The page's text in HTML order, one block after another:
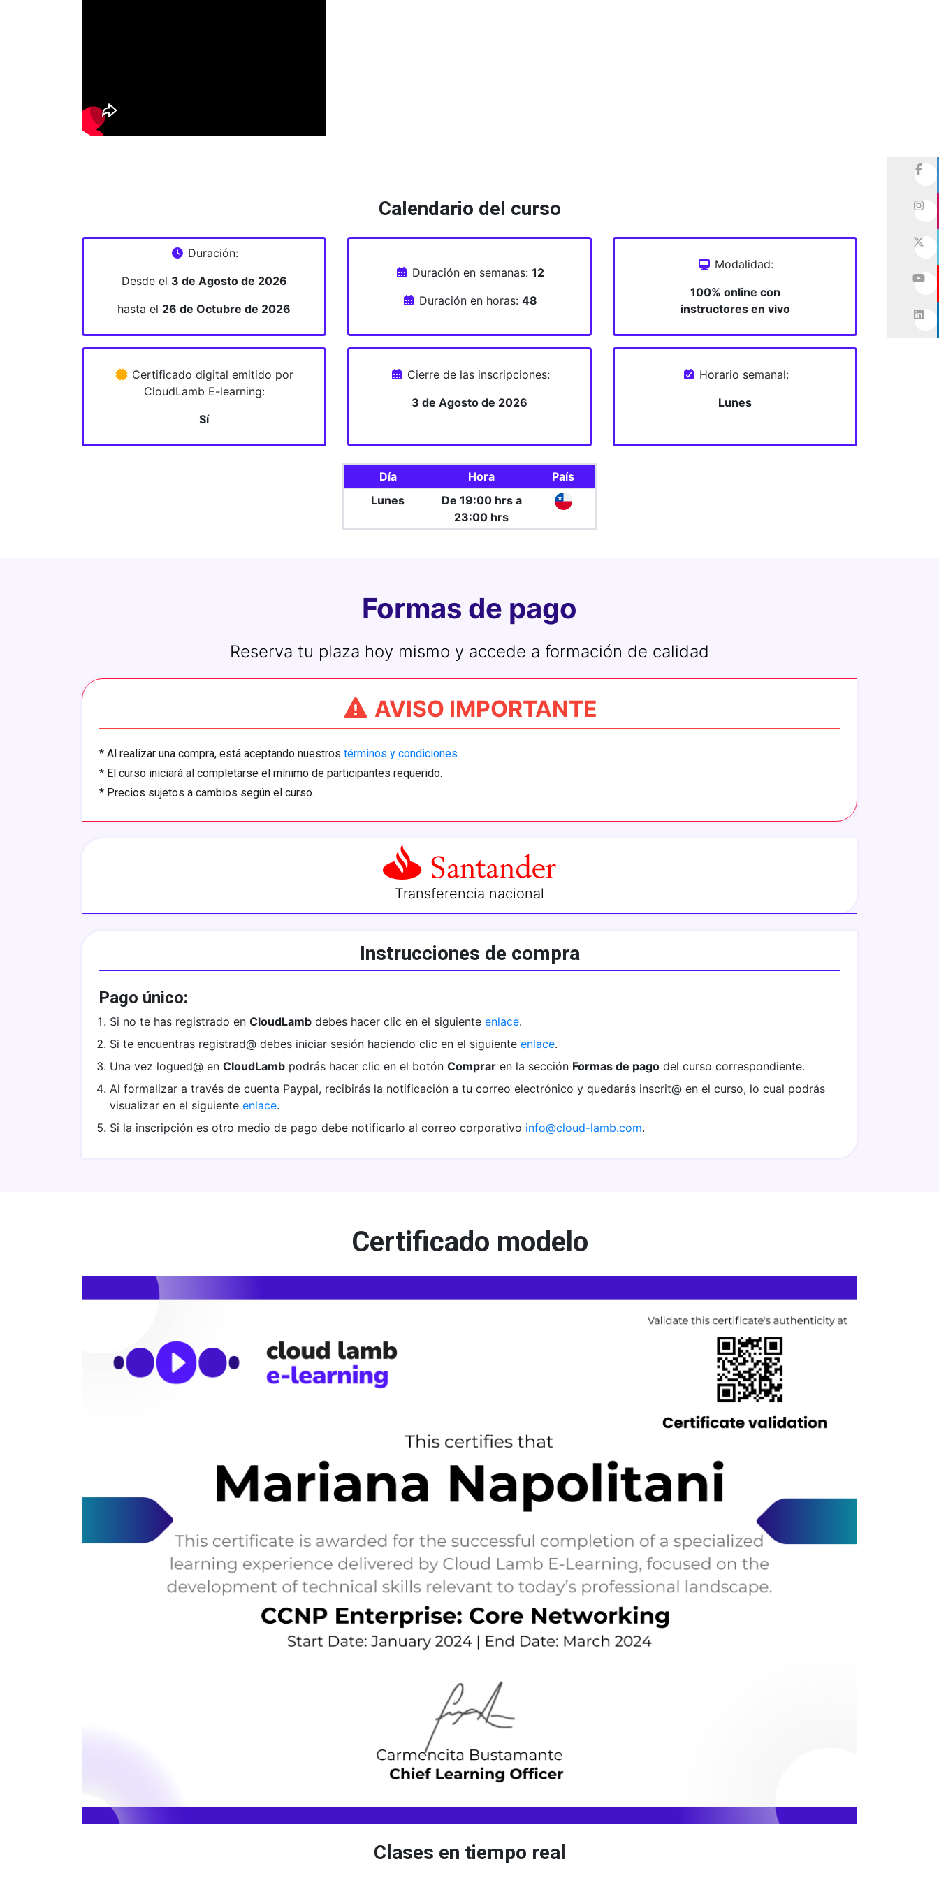
Calendario del curso
Duración:
Desde el 3 de Agosto de 2026
hasta el 26 de Octubre de 2026
Duración en semanas: 12
Duración en horas: 48
Modalidad:
100% online con
instructores en vivo
Certificado digital emitido por
CloudLamb E-learning:
Sí
Cierre de las inscripciones:
3 de Agosto de 2026
Horario semanal:
Lunes
Día Hora
País
Lunes
De 19:00 hrs a
23:00 hrs
Formas de pago
Reserva tu plaza hoy mismo y accede a formación de calidad
AVISO IMPORTANTE
* Al realizar una compra, está aceptando nuestros términos y condiciones.
* El curso iniciará al completarse el mínimo de participantes requerido.
* Precios sujetos a cambios según el curso.
Transferencia nacional
Instrucciones de compra
Pago único:
Si no te has registrado en CloudLamb debes hacer clic en el siguiente enlace.
Si te encuentras registrad@ debes iniciar sesión haciendo clic en el siguiente enlace.
Una vez logued@ en CloudLamb podrás hacer clic en el botón Comprar en la sección Formas de pago del curso correspondiente.
Al formalizar a través de cuenta Paypal, recibirás la notificación a tu correo electrónico y quedarás inscrit@ en el curso, lo cual podrás
visualizar en el siguiente enlace.
Si la inscripción es otro medio de pago debe notificarlo al correo corporativo info@cloud-lamb.com.
Certificado modelo
Clases en tiempo real